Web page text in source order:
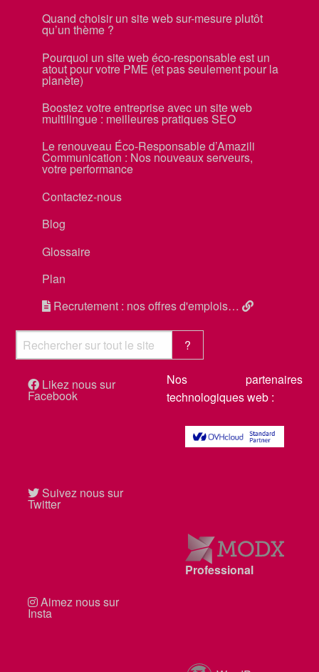
Quand choisir un site web sur-mesure plutôt
qu’un thème ?
Pourquoi un site web éco-responsable est un
atout pour votre PME (et pas seulement pour la
planète)
Boostez votre entreprise avec un site web
multilingue : meilleures pratiques SEO
Le renouveau Éco-Responsable d’Amazili
Communication : Nos nouveaux serveurs,
votre performance
Contactez-nous
Blog
Glossaire
Plan
Recrutement : nos offres d'emplois…
Likez nous sur
Facebook
Suivez nous sur
Twitter
Aimez nous sur
Insta
Nos partenaires
technologiques web :
MODX
Professional